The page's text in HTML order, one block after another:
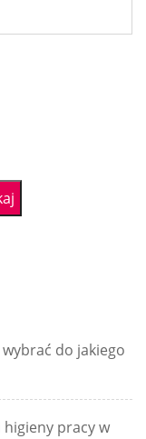
do jakiego
higieny pracy w